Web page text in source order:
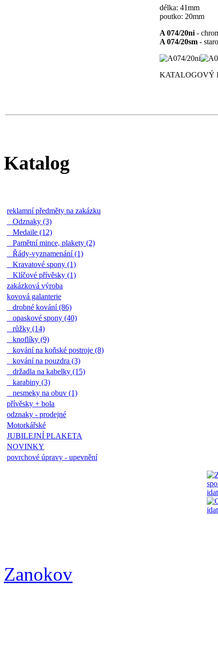
délka: 41mm
poutko: 20mm
A 074/20ni -
A 074/20sm -
KATALOGOVÝ
Katalog
reklamní předměty na zakázku
Odznaky (3)
Medaile (12)
Pamětní mince, plakety (2)
Řády-vyznamenání (1)
Kravatové spony (1)
Klíčové přívěsky (1)
zakázková výroba
kovová galanterie
drobné kování (86)
opaskové spony (40)
růžky (14)
knoflíky (9)
kování na koňské postroje (8)
kování na pouzdra (3)
držadla na kabelky (15)
karabiny (3)
nesmeky na obuv (1)
přívěsky + bola
odznaky - prodejné
Motorkářské
JUBILEJNÍ PLAKETA
NOVINKY
povrchové úpravy - upevnění
Zanokov